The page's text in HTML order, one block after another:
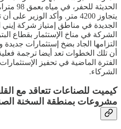
الحديثة
يتجاوز 4200 متر. وأكد الوزير
الجديدة في مناطق إمتياز شركة إيني
الشركة في مناخ الإستثمار بقطاع
التزامها الجاد بضخ إستثمارات
أن تلك الخطوات تعد أيضا ترجمة
الفترة الماضية في تحفيز
الشركاء.
مشروعات بمنطقة السخنة